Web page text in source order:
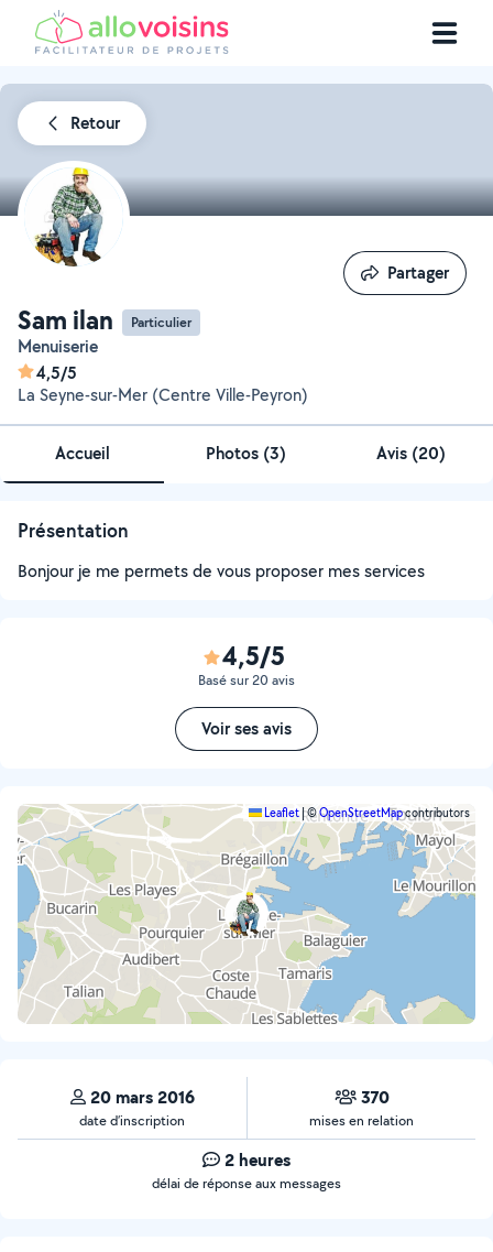
Retour
Sam ilan Particulier
menuiserie
4,5/5
La Seyne-sur-Mer (Centre Ville-Peyron)
Partager
Partager
Accueil Photos (3) Avis (20)
Présentation
Bonjour je me permets de vous proposer mes services
4,5/5
Basé sur 20 avis
Voir ses avis
Leaflet |©OpenStreetMapcontributors
20 mars 2016
date d’inscription
370
mises en relation
2 heures
délai de réponse aux messages